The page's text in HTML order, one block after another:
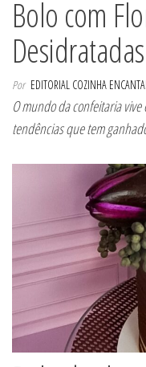
Bolo com
Desidratadas
Por EDITORIAL COZINHA
O mundo da confeitaria
tendências que tem